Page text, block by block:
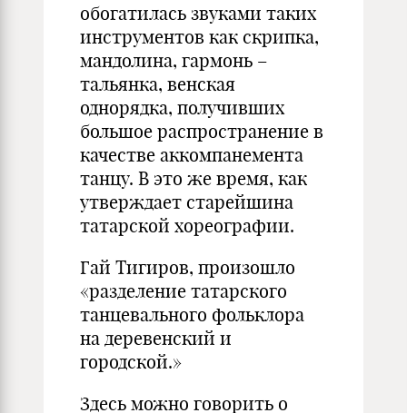
обогатилась звуками таких
инструментов как скрипка,
мандолина, гармонь –
тальянка, венская
однорядка, получивших
большое распространение в
качестве аккомпанемента
танцу. В это же время, как
утверждает старейшина
татарской хореографии.
Гай Тигиров, произошло
«разделение татарского
танцевального фольклора
на деревенский и
городской.»
Здесь можно говорить о